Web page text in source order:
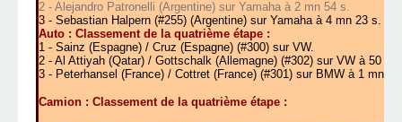
2 - Alejandro Patronelli (Argentine) sur Yamaha à 2 mn 54 s.
3 - Sebastian Halpern (#255) (Argentine) sur Yamaha à 4 mn 23 s.
Auto : Classement de la quatrième étape :
1 - Sainz (Espagne) / Cruz (Espagne) (#300) sur VW.
2 - Al Attiyah (Qatar) / Gottschalk (Allemagne) (#302) sur VW à 50 s.
3 - Peterhansel (France) / Cottret (France) (#301) sur BMW à 1 mn
Camion : Classement de la quatrième étape :